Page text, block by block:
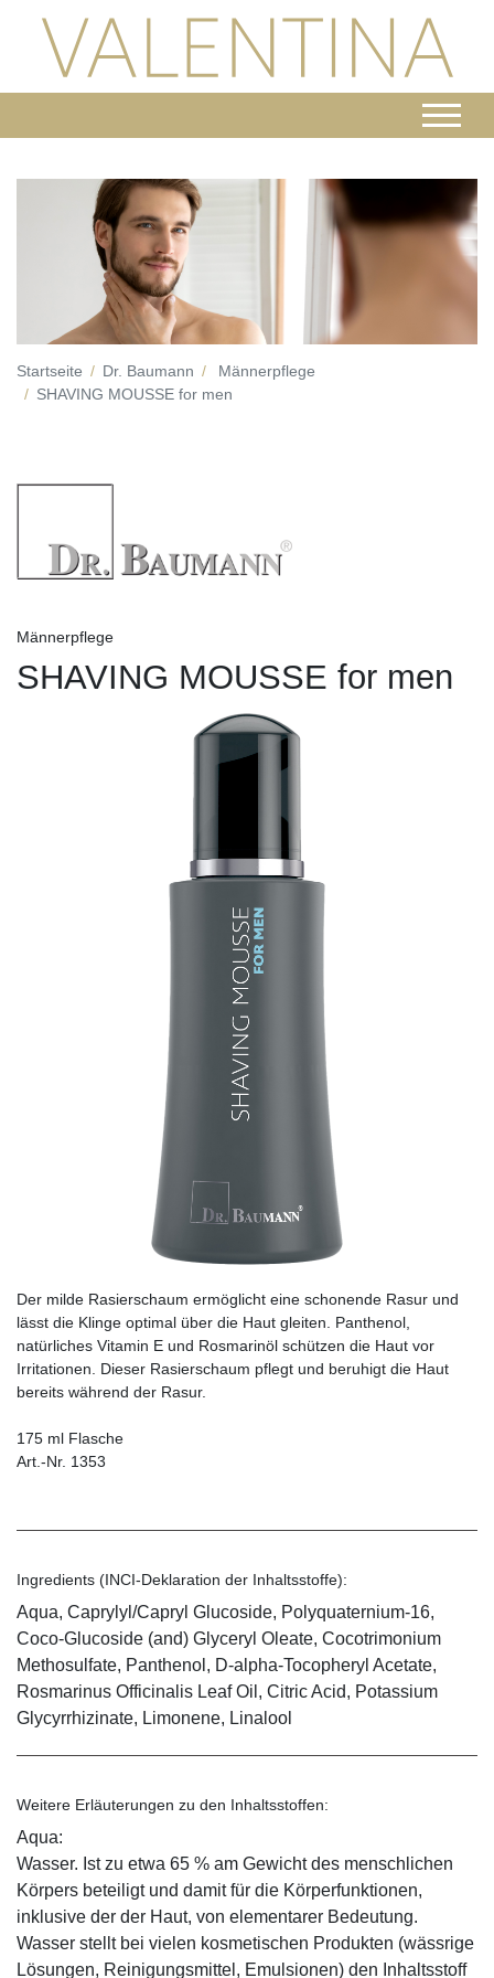
Startseite Dr. Baumann
Männerpflege
SHAVING MOUSSE for men
Männerpflege
SHAVING MOUSSE for men
Der milde Rasierschaum ermöglicht eine schonende Rasur und
lässt die Klinge optimal über die Haut gleiten. Panthenol,
natürliches Vitamin E und Rosmarinöl schützen die Haut vor
Irritationen. Dieser Rasierschaum pflegt und beruhigt die Haut
bereits während der Rasur.
175 ml Flasche
Art.-Nr. 1353
Ingredients (INCI-Deklaration der Inhaltsstoffe):
Aqua, Caprylyl/Capryl Glucoside, Polyquaternium-16,
Coco-Glucoside (and) Glyceryl Oleate, Cocotrimonium
Methosulfate, Panthenol, D-alpha-Tocopheryl Acetate,
Rosmarinus Officinalis Leaf Oil, Citric Acid, Potassium
Glycyrrhizinate, Limonene, Linalool
Weitere Erläuterungen zu den Inhaltsstoffen:
Aqua:
Wasser. Ist zu etwa 65 % am Gewicht des menschlichen
Körpers beteiligt und damit für die Körperfunktionen,
inklusive der der Haut, von elementarer Bedeutung.
Wasser stellt bei vielen kosmetischen Produkten (wässrige
Lösungen, Reinigungsmittel, Emulsionen) den Inhaltsstoff